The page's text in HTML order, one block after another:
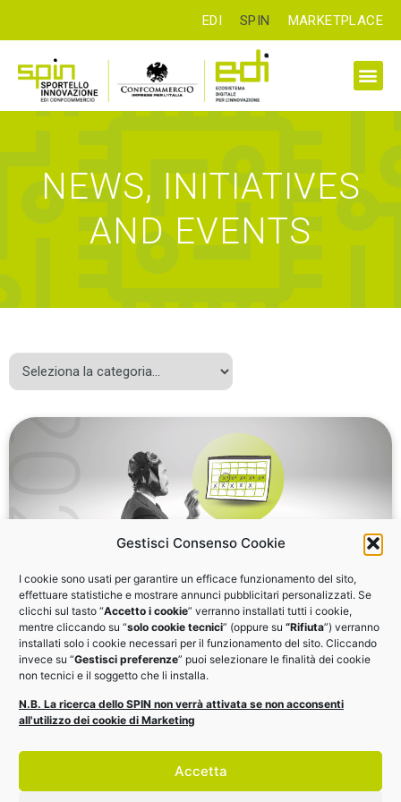
Gestisci Consenso Cookie
I cookie sono usati per garantire un efficace funzionamento del sito,
effettuare statistiche e mostrare annunci pubblicitari personalizzati. Se
clicchi sul tasto “Accetto i cookie” verranno installati tutti i cookie,
mentre cliccando su “solo cookie tecnici” (oppure su “Rifiuta”) verranno
installati solo i cookie necessari per il funzionamento del sito. Cliccando
invece su “Gestisci preferenze” puoi selezionare le finalità dei cookie
non tecnici e il soggetto che li installa.
N.B. La ricerca dello SPIN non verrà attivata se non acconsenti
all'utilizzo dei cookie di Marketing
Accetta
EDI SPIN MARKETPLACE
NEWS, INITIATIVES
AND EVENTS
Un piano editoriale a prova di brand
Un piano editoriale è la bussola della promozione di
un’impresa. Come organizzarsi? Quali contenuti
pubblicare? Webinar il 5 luglio alle 14.30